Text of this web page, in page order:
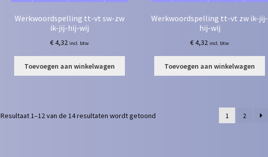
Werkwoordspelling tt-vt sw-zw
ik-jij-hij-wij
€4,32 incl. btw
Toevoegen aan winkelwagen
Werkwoordspelling tt-vt zw ik-jij-
hij-wij
€4,32 incl. btw
Toevoegen aan winkelwagen
Resultaat 1–12 van de 14 resultaten wordt getoond 1 2